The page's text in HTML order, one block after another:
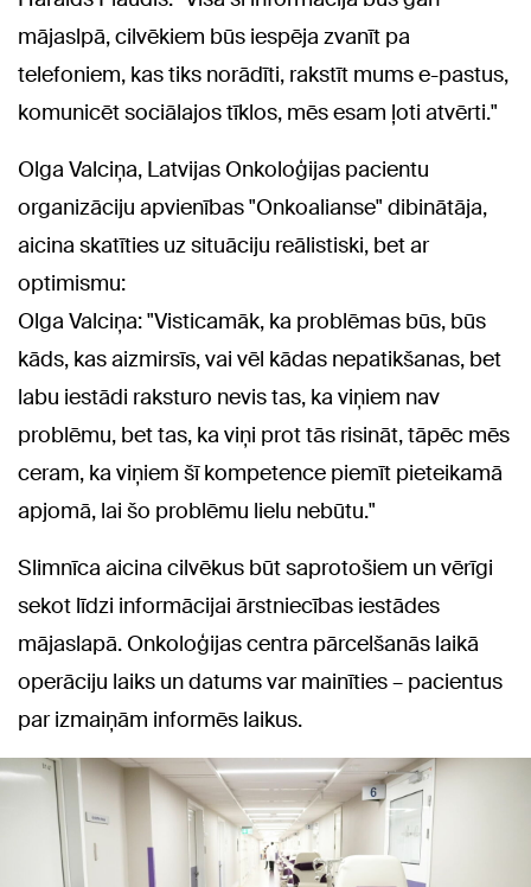
mājaslpā, cilvēkiem būs iespēja zvanīt pa
telefoniem, kas tiks norādīti, rakstīt mums e-pastus,
komunicēt sociālajos tīklos, mēs esam ļoti atvērti."
Olga Valciņa, Latvijas Onkoloģijas pacientu
organizāciju apvienības "Onkoalianse" dibinātāja,
aicina skatīties uz situāciju reālistiski, bet ar
optimismu:
Olga Valciņa: "Visticamāk, ka problēmas būs, būs
kāds, kas aizmirsīs, vai vēl kādas nepatikšanas, bet
labu iestādi raksturo nevis tas, ka viņiem nav
problēmu, bet tas, ka viņi prot tās risināt, tāpēc mēs
ceram, ka viņiem šī kompetence piemīt pieteikamā
apjomā, lai šo problēmu lielu nebūtu."
Slimnīca aicina cilvēkus būt saprotošiem un vērīgi
sekot līdzi informācijai ārstniecības iestādes
mājaslapā. Onkoloģijas centra pārcelšanās laikā
operāciju laiks un datums var mainīties – pacientus
par izmaiņām informēs laikus.